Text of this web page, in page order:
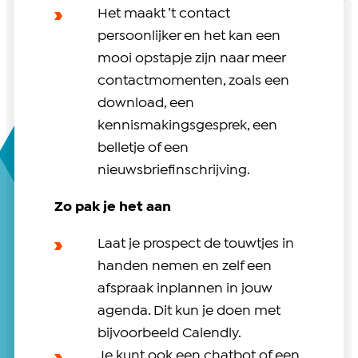
Het maakt ’t contact
persoonlijker en het kan een
mooi opstapje zijn naar meer
contactmomenten, zoals een
download, een
kennismakingsgesprek, een
belletje of een
nieuwsbriefinschrijving.
Zo pak je het aan
Laat je prospect de touwtjes in
handen nemen en zelf een
afspraak inplannen in jouw
agenda. Dit kun je doen met
bijvoorbeeld Calendly.